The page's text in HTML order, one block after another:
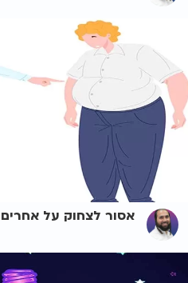
אסור לצחוק על אחרים